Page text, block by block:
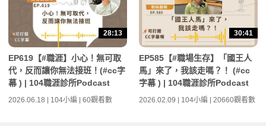
28:13
EP619【#職涯】小心！無可取
代，反而讓你無法接班！(#cc字
幕 ) | 104職涯診所Podcast
2026.06.18 | 104小編 | 60觀看數
30:41
EP585【#職場生存】「國王人
馬」來了，我該走嗎？！ (#cc
字幕 ) | 104職涯診所Podcast
2026.02.09 | 104小編 | 20660觀看數